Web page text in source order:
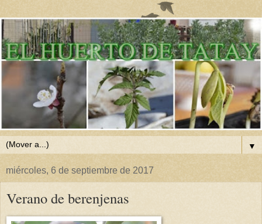
▼
miércoles, 6 de septiembre de 2017
Verano de berenjenas